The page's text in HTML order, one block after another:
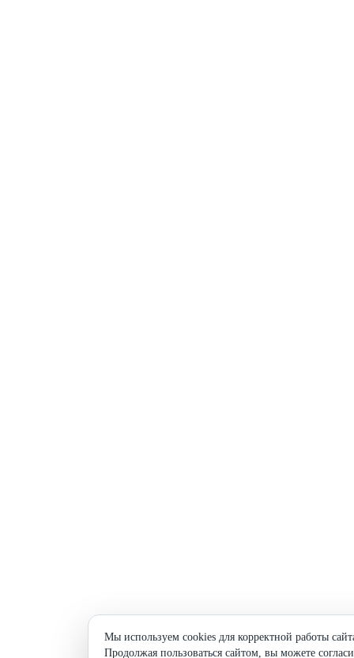
Мы используем cookies для корректной работы
Продолжая пользоваться сайтом, вы можете